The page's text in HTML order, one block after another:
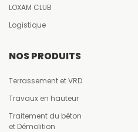
LOXAM CLUB
Logistique
NOS PRODUITS
Terrassement et VRD
Travaux en hauteur
Traitement du béton
et Démolition